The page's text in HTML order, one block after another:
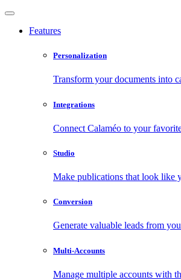
Features
Personalization
Transform your documents into
Integrations
Connect Calaméo to your
Studio
Make publications that look like
Conversion
Generate valuable leads from
Multi-Accounts
Manage multiple accounts with